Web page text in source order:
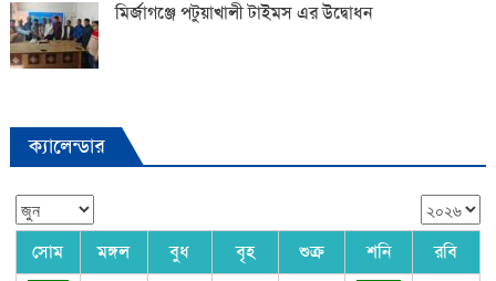
মির্জাগঞ্জে পটুয়াখালী টাইমস এর উদ্বোধন
ক্যালেন্ডার
সোম মঙ্গল বুধ বৃহ শুক্র শনি রবি